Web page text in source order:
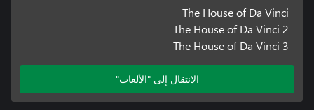
The House of Da Vinci
The House of Da Vinci 2
The House of Da Vinci 3
الانتقال إلى "الألعاب"